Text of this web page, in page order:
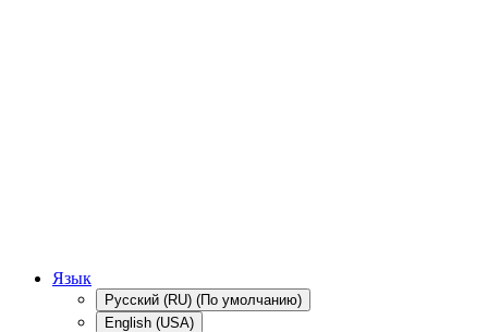
Язык
Русский (RU) (По умолчанию)
English (USA)